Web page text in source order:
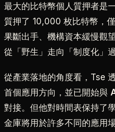
最大的比特幣個人質押者是
質押了 10,000 枚比特幣，
果斷出手、機構資本緩慢
從「野生」走向「制度化」
從產業落地的角度看，Tse
首個應用方向，並已開始與
對接。但他對時間表保持了
金庫將用於許多不同的應用